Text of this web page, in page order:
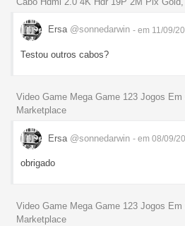
Ersa @sonnedarwin - em 11/09/
Testou outros cabos?
Video Game Mega Game 123 Jogos
Marketplace
Ersa @sonnedarwin - em 08/09/
obrigado
Video Game Mega Game 123 Jogos
Marketplace